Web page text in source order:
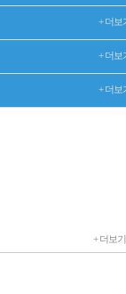
+ 더보
+ 더보
+ 더보
+ 더보기